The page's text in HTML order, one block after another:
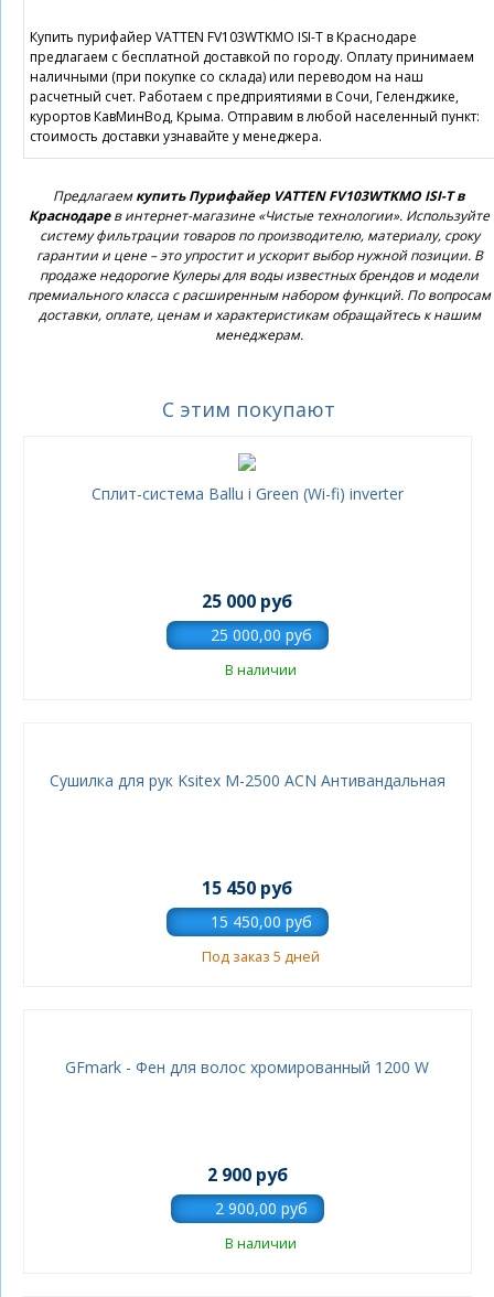
Купить пурифайер VATTEN FV103WTKMO ISI-T в Краснодаре
предлагаем с бесплатной доставкой по городу. Оплату принимаем
наличными (при покупке со склада) или переводом на наш
расчетный счет. Работаем с предприятиями в Сочи, Геленджике,
курортов КавМинВод, Крыма. Отправим в любой населенный пункт:
стоимость доставки узнавайте у менеджера.
Предлагаемкупить Пурифайер VATTEN FV103WTKMO ISI-T в
Краснодарев интернет-магазине «Чистые технологии». Используйте
систему фильтрации товаров по производителю, материалу, сроку
гарантии и цене – это упростит и ускорит выбор нужной позиции. В
продаже недорогие Кулеры для воды известных брендов и модели
премиального класса с расширенным набором функций. По вопросам
доставки, оплате, ценам и характеристикам обращайтесь к нашим
менеджерам.
С этим покупают
Сплит-система Ballu i Green (Wi-fi) inverter
25 000 руб
В наличии
Сушилка для рук Ksitex M-2500 АСN Антивандальная
15 450 руб
Под заказ 5 дней
GFmark - Фен для волос хромированный 1200 W
2 900 руб
В наличии